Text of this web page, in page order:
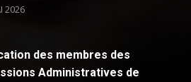
2026
des membres des
Administratives de